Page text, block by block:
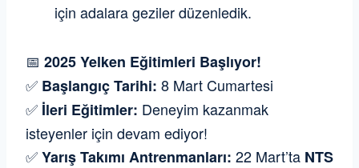
için adalara geziler düzenledik.
📅 2025 Yelken Eğitimleri Başlıyor!
✅ Başlangıç Tarihi: 8 Mart Cumartesi
✅ İleri Eğitimler: Deneyim kazanmak
isteyenler için devam ediyor!
✅Yarış Takımı Antrenmanları: 22 Mart’ta NTS